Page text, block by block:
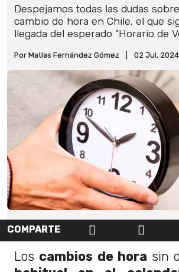
Despejamos todas las dudas
cambio de hora en Chile, el que
llegada del esperado "Horario de
Por Matías Fernández Gómez 02 Jul,
COMPARTE
Los cambios de hora sin